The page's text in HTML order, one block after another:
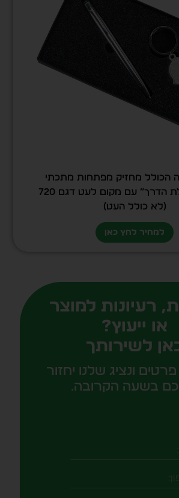
הכולל מחזיק מפתחות מתכתי
“חמסה תפילת הדרך” עם מקום לעט דגם 720
(לא כולל העט)
למחיר לחץ כאן
רעיונות למוצר
או ייעוץ?
לשירותך
ונציג שלנו יחזור
בשעה הקרובה.